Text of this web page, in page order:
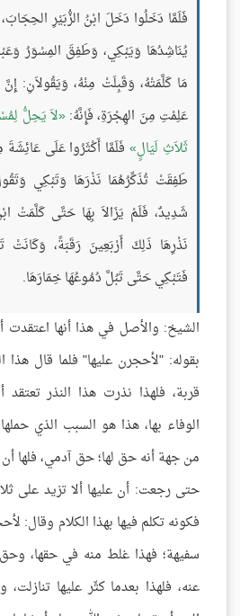
فَلَمَّا دَخَلُوا دَخَلَ ابْنُ الزُّبَيْرِ
يُنَاشِدُهَا وَيَبْكِي، وَطَفِقَ المِسْوَرُ
مَا كَلَّمَتْهُ، وَقَبِلَتْ مِنْهُ، وَيَقُولاَنِ:
عَلِمْتِ مِنَ الهِجْرَةِ، فَإِنَّهُ: لاَ يَحِلُّ
ثَلاَثِ لَيَالٍ فَلَمَّا أَكْثَرُوا عَلَى عَائِشَةَ
طَفِقَتْ تُذَكِّرُهُمَا نَذْرَهَا وَتَبْكِي
شَدِيدٌ، فَلَمْ يَزَالاَ بِهَا حَتَّى كَلَّمَتْ
نَذْرِهَا ذَلِكَ أَرْبَعِينَ رَقَبَةً، وَكَانَتْ
فَتَبْكِي حَتَّى تَبُلَّ دُمُوعُهَا خِمَارَهَا.
الشيخ: والأصل في هذا أنها اعتقدت
بقوله: "لأحجرن عليها" فلما قال
قربة، فلهذا نذرت هذا النذر تعتقد
الوفاء بها، هذا هو السبب الذي
من جهة أنه حق لها؛ حق آدمي، فلها أن
حتى رجعت: أن عليها ألا تزيد على
فكونه تكلم فيها بهذا الكلام وقال:
سفيهة؛ فهذا غلط منه في حقها،
عنه، فلهذا بعدما كثّر عليها